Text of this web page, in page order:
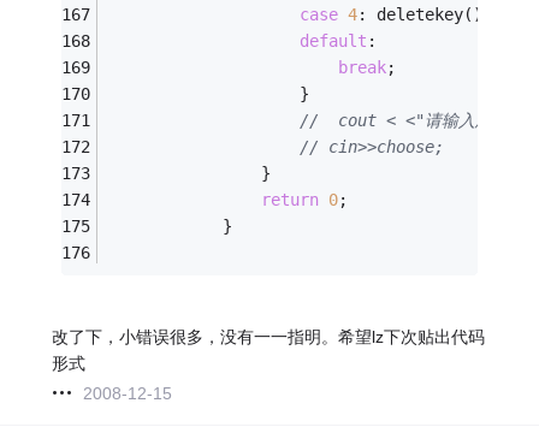
case 4: deletekey();
default :
break;
					}
//  cout < <"请输入您要进
// cin>>choose;
				}
return 0;
			}
改了下，小错误很多，没有一一指明。希望lz下次贴出代码
形式
2008-12-15